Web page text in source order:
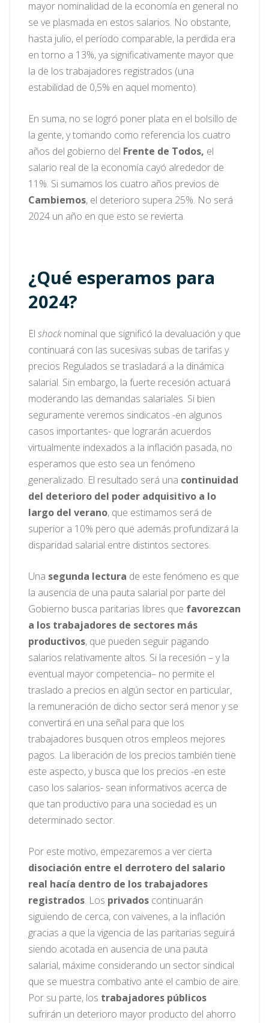
mayor nominalidad de la economía en general no
se ve plasmada en estos salarios. No obstante,
hasta julio, el período comparable, la perdida era
en torno a 13%, ya significativamente mayor que
la de los trabajadores registrados (una
estabilidad de 0,5% en aquel momento).
En suma, no se logró poner plata en el bolsillo de
la gente, y tomando como referencia los cuatro
años del gobierno del Frente de Todos, el
salario real de la economía cayó alrededor de
11%. Si sumamos los cuatro años previos de
Cambiemos, el deterioro supera 25%. No será
2024 un año en que esto se revierta.
¿Qué esperamos para
2024?
El shocknominal que significó la devaluación y que
continuará con las sucesivas subas de tarifas y
precios Regulados se trasladará a la dinámica
salarial. Sin embargo, la fuerte recesión actuará
moderando las demandas salariales. Si bien
seguramente veremos sindicatos -en algunos
casos importantes- que lograrán acuerdos
virtualmente indexados a la inflación pasada, no
esperamos que esto sea un fenómeno
generalizado. El resultado será una continuidad
del deterioro del poder adquisitivo a lo
largo del verano, que estimamos será de
superior a 10% pero que además profundizará la
disparidad salarial entre distintos sectores.
Una segunda lectura de este fenómeno es que
la ausencia de una pauta salarial por parte del
Gobierno busca paritarias libres que favorezcan
a los trabajadores de sectores más
productivos, que pueden seguir pagando
salarios relativamente altos. Si la recesión – y la
eventual mayor competencia– no permite el
traslado a precios en algún sector en particular,
la remuneración de dicho sector será menor y se
convertirá en una señal para que los
trabajadores busquen otros empleos mejores
pagos. La liberación de los precios también tiene
este aspecto, y busca que los precios -en este
caso los salarios- sean informativos acerca de
que tan productivo para una sociedad es un
determinado sector.
Por este motivo, empezaremos a ver cierta
disociación entre el derrotero del salario
real hacía dentro de los trabajadores
registrados. Los privados continuarán
siguiendo de cerca, con vaivenes, a la inflación
gracias a que la vigencia de las paritarias seguirá
siendo acotada en ausencia de una pauta
salarial, máxime considerando un sector sindical
que se muestra combativo ante el cambio de aire.
Por su parte, los trabajadores públicos
sufrirán un deterioro mayor producto del ahorro